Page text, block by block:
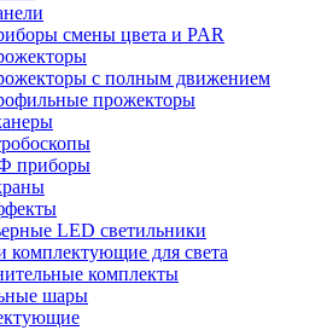
смены цвета и PAR
с полным движением
прожекторы
приборы
LED светильники
комплектующие для света
комплекты
шары